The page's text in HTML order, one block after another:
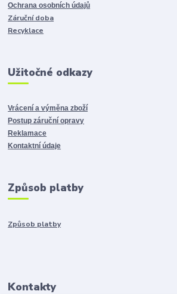
Ochrana osobních údajů
Záruční doba
Recyklace
Užitočné odkazy
Vrácení a výměna zboží
Postup záruční opravy
Reklamace
Kontaktní údaje
Způsob platby
Způsob platby
Kontakty